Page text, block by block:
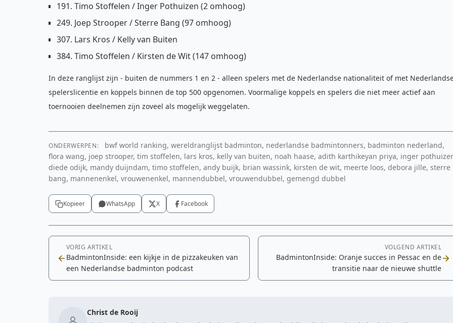
191. Timo Stoffelen / Inger Pothuizen (2 omhoog)
249. Joep Strooper / Sterre Bang (97 omhoog)
307. Lars Kros / Kelly van Buiten
384. Timo Stoffelen / Kirsten de Wit (147 omhoog)
In deze ranglijst zijn - buiten de nummers 1 en 2 - alleen spelers met de Nederlandse nationaliteit of met
spelerslicentie en koppels binnen de top 500 opgenomen. Voormalige koppels en spelers die niet meer actief aan
toernooien deelnemen zijn zoveel als mogelijk weggelaten.
ONDERWERPEN:
bwf world ranking, wereldranglijst badminton, nederlandse badmintonners, badminton nederland,
flora wang, joep strooper, tim stoffelen, lars kros, kelly van buiten, noah haase, adith karthikeyan priya, inger
diede odijk, mandy duijndam, timo stoffelen, andy buijk, brian wassink, kirsten de wit, meerte loos, debora jille, sterre
bang, mannenenkel, vrouwenenkel, mannendubbel, vrouwendubbel, gemengd dubbel
Kopieer WhatsApp X Facebook
VORIG ARTIKEL
BadmintonInside: een kijkje in de pizzakeuken van
een Nederlandse badminton podcast
VOLGEND ARTIKEL
BadmintonInside: Oranje succes in Pessac en de
transitie naar de nieuwe shuttle
Christ de Rooij